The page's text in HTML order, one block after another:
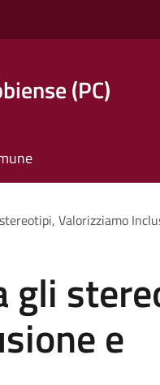
(PC)
Valorizziamo
gli
e